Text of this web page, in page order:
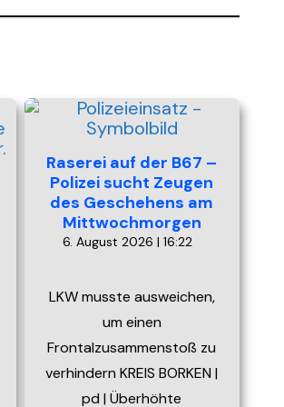
Raserei auf der B67 –
Polizei sucht Zeugen
des Geschehens am
Mittwochmorgen
6. August 2026 | 16:22
LKW musste ausweichen,
um einen
Frontalzusammenstoß zu
verhindern KREIS BORKEN |
pd | Überhöhte